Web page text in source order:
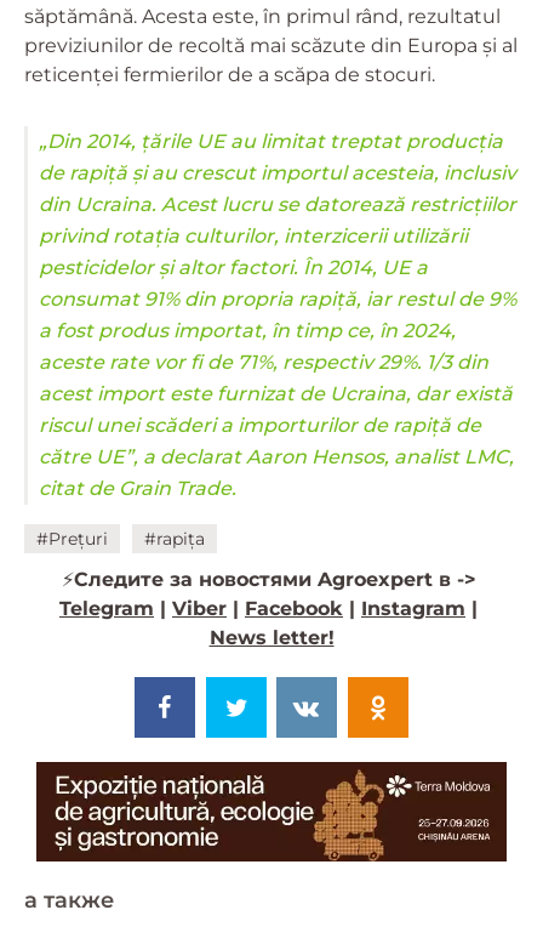
săptămână. Acesta este, în primul rând, rezultatul
previziunilor de recoltă mai scăzute din Europa și al
reticenței fermierilor de a scăpa de stocuri.
„Din 2014, țările UE au limitat treptat producția
de rapiță și au crescut importul acesteia, inclusiv
din Ucraina. Acest lucru se datorează restricțiilor
privind rotația culturilor, interzicerii utilizării
pesticidelor și altor factori. În 2014, UE a
consumat 91% din propria rapiță, iar restul de 9%
a fost produs importat, în timp ce, în 2024,
aceste rate vor fi de 71%, respectiv 29%. 1/3 din
acest import este furnizat de Ucraina, dar există
riscul unei scăderi a importurilor de rapiță de
către UE”, a declarat Aaron Hensos, analist LMC,
citat de Grain Trade.
#Prețuri #rapița
⚡️Следите за новостями Agroexpert в ->
Telegram | Viber | Facebook | Instagram |
News letter!
a также